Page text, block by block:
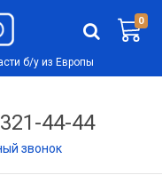
0
б/у из Европы
44-44
звонок